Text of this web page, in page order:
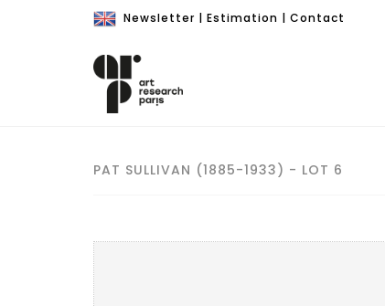
Newsletter | Estimation | Contact
PAT SULLIVAN (1885-1933) - LOT 6